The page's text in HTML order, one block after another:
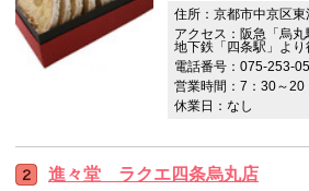
住所：京都市中京区
アクセス：阪急「烏
地下鉄「四条駅」より
電話番号：075-253-
営業時間：7：30～20
休業日：なし
進々堂 ラクエ四条烏丸店